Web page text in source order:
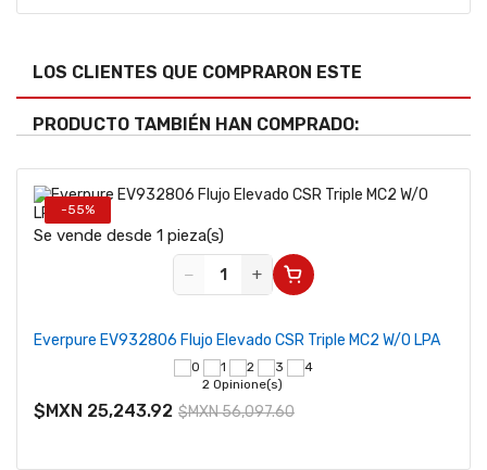
LOS CLIENTES QUE COMPRARON ESTE
PRODUCTO TAMBIÉN HAN COMPRADO:
-55%
Se vende desde 1 pieza(s)
−
+
Everpure EV932806 Flujo Elevado CSR Triple MC2 W/O LPA
2 Opinione(s)
$MXN 25,243.92 $MXN 56,097.60